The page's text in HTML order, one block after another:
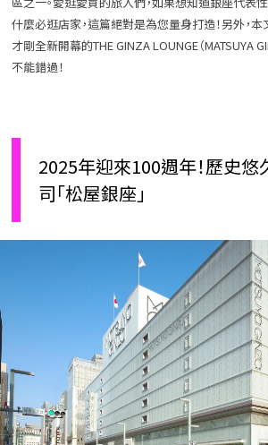
什麼必逛店家，這篇絕對是為您量身打造！另外，
才剛全新開幕的THE GINZA LOUNGE（MATSUYA
不能錯過！
2025年迎來100週年！歷史悠
司「松屋銀座」